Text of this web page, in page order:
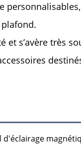
et s’avère très
d'éclairage